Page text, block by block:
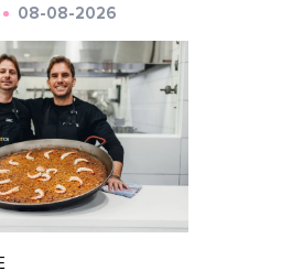
08-08-2026